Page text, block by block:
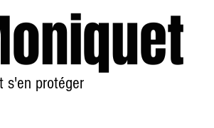
s'en protéger